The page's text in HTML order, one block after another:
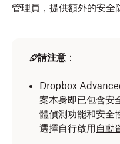
管理員，提供額外的安全
請注意 ：
Dropbox
案本身即已包含安
體偵測功能和安全
選擇自行啟用自動